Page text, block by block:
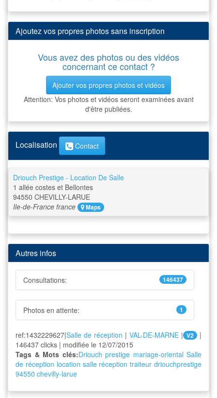
Ajoutez vos propres photos sans inscription
Vous avez des photos ou des vidéos
concernant ce contact ?
Ajouter vos propres photos et vidéos
Attention: Vos photos et vidéos seront examinées avant
d'être publiées.
Localisation Contact
Driouch Prestige - Location De Salle
1 allée costes et Bellontes
94550 CHEVILLY-LARUE
Ile-de-France france Maps
Autres infos
Consultations: 146437
Photos en attente: 1
ref:1432229627|Salle de réception | VAL-DE-MARNE | V2
|
146437 clicks | modifiée le 12/07/2015
Tags & Mots clés:Driouch prestige mariage-oriental Salle
de réception location salle réception traiteur driouchprestige
94550 chevilly-larue